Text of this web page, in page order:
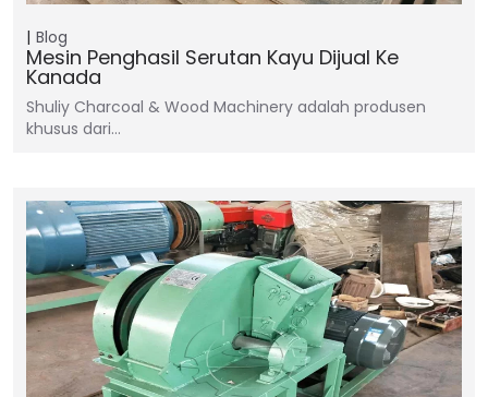
Blog
Mesin Penghasil Serutan Kayu Dijual Ke
Kanada
Shuliy Charcoal & Wood Machinery adalah produsen
khusus dari…